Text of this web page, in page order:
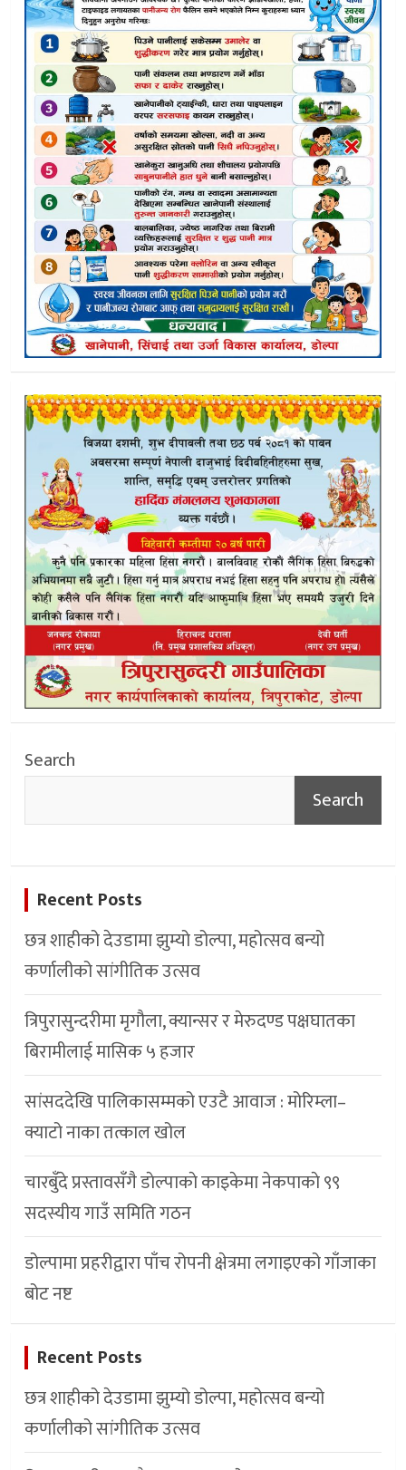
Search
Search
Recent Posts
छत्र शाहीको देउडामा झुम्यो डोल्पा, महोत्सव बन्यो
कर्णालीको सांगीतिक उत्सव
त्रिपुरासुन्दरीमा मृगौला, क्यान्सर र मेरुदण्ड पक्षघातका
बिरामीलाई मासिक ५ हजार
सांसददेखि पालिकासम्मको एउटै आवाज : मोरिम्ला–
क्याटो नाका तत्काल खोल
चारबुँदे प्रस्तावसँगै डाेल्पाकाे काइकेमा नेकपाकाे ९९
सदस्यीय गाउँ समिति गठन
डोल्पामा प्रहरीद्वारा पाँच रोपनी क्षेत्रमा लगाइएको गाँजाका
बोट नष्ट
Recent Posts
छत्र शाहीको देउडामा झुम्यो डोल्पा, महोत्सव बन्यो
कर्णालीको सांगीतिक उत्सव